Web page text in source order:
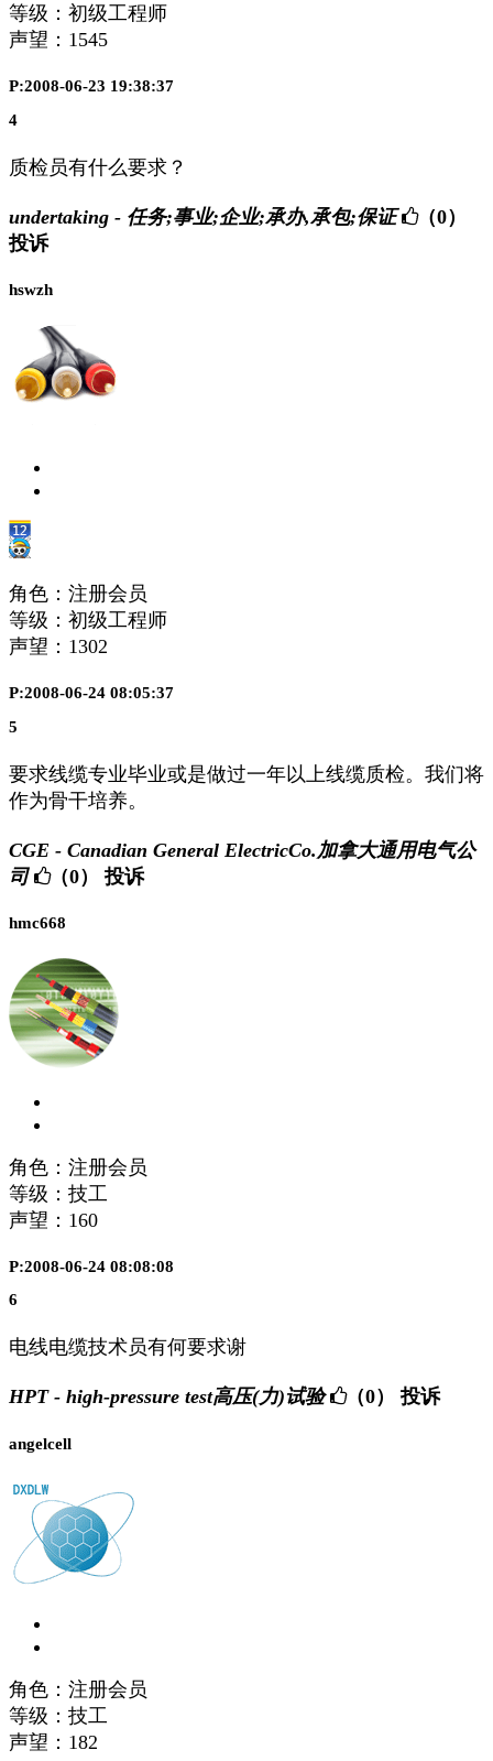
等级：初级工程师
声望： 1545
P:2008-06-23 19:38:37
4
质检员有什么要求？
undertaking - 任务;事业;企业;承办,承包;保证
（0）
投诉
hswzh
角色：注册会员
等级：初级工程师
声望： 1302
P:2008-06-24 08:05:37
5
要求线缆专业毕业或是做过一年以上线缆质检。我们将
作为骨干培养。
CGE - Canadian General ElectricCo.加拿大通用电气公
司
（0） 投诉
hmc668
角色：注册会员
等级：技工
声望： 160
P:2008-06-24 08:08:08
6
电线电缆技术员有何要求谢
HPT - high-pressure test高压(力)试验 （0） 投诉
angelcell
角色：注册会员
等级：技工
声望： 182